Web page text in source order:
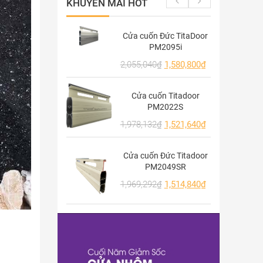
KHUYẾN MÃI HOT
Cửa cuốn Đức TitaDoor
PM2095i
2,055,040₫ 1,580,800₫
Cửa cuốn Titadoor
PM2022S
1,978,132₫ 1,521,640₫
Cửa cuốn Đức Titadoor
PM2049SR
1,969,292₫ 1,514,840₫